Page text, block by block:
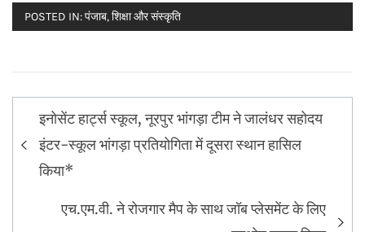
POSTED IN:पंजाब,शिक्षा और संस्कृति
Post
navigation
इनोसेंट हार्ट्स स्कूल, नूरपुर भांगड़ा टीम ने जालंधर सहोदय
इंटर-स्कूल भांगड़ा प्रतियोगिता में दूसरा स्थान हासिल
किया*
एच.एम.वी. ने रोजगार मैप के साथ जॉब प्लेसमेंट के लिए